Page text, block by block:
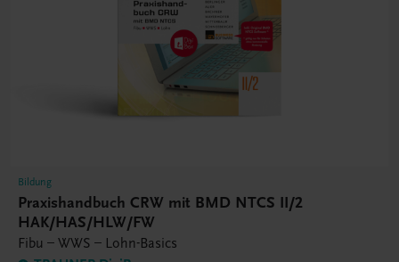
Bildung
Praxishandbuch CRW mit BMD NTCS II/2
HAK/HAS/HLW/FW
Fibu – WWS – Lohn-Basics